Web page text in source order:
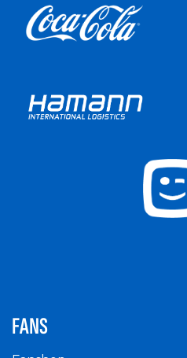
FANS